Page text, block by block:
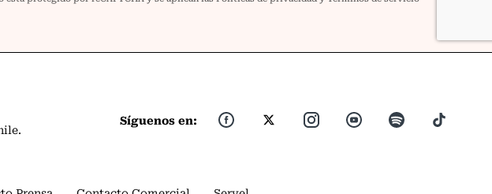
Síguenos en: